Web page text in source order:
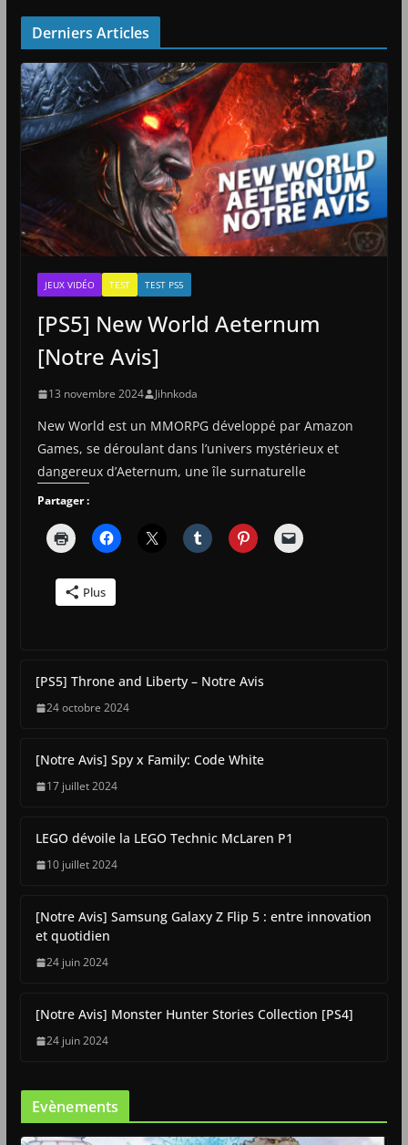
Derniers Articles
JEUX VIDÉO TEST TEST PS5
[PS5] New World Aeternum
[Notre Avis]
13 novembre 2024 Jihnkoda
New World est un MMORPG développé par Amazon
Games, se déroulant dans l’univers mystérieux et
dangereux d’Aeternum, une île surnaturelle
Partager :
Plus
[PS5] Throne and Liberty – Notre Avis
24 octobre 2024
[Notre Avis] Spy x Family: Code White
17 juillet 2024
LEGO dévoile la LEGO Technic McLaren P1
10 juillet 2024
[Notre Avis] Samsung Galaxy Z Flip 5 : entre innovation
et quotidien
24 juin 2024
[Notre Avis] Monster Hunter Stories Collection [PS4]
24 juin 2024
Evènements